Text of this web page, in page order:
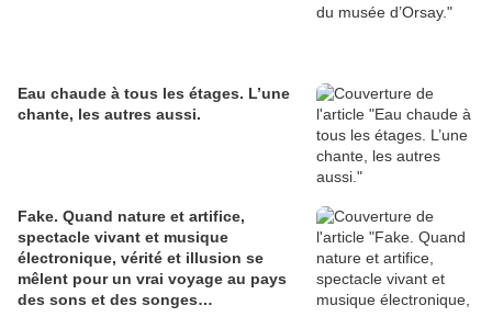
Eau chaude à tous les étages. L’une
chante, les autres aussi.
Fake. Quand nature et artifice,
spectacle vivant et musique
électronique, vérité et illusion se
mêlent pour un vrai voyage au pays
des sons et des songes…